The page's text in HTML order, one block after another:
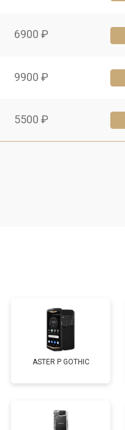
6900 ₽
9900 ₽
5500 ₽
ASTER P GOTHIC